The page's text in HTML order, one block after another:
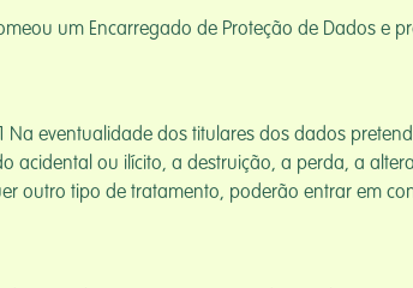
um Encarregado de Proteção de Dados e
eventualidade dos titulares dos dados
acidental ou ilícito, a destruição, a perda, a
outro tipo de tratamento, poderão entrar em